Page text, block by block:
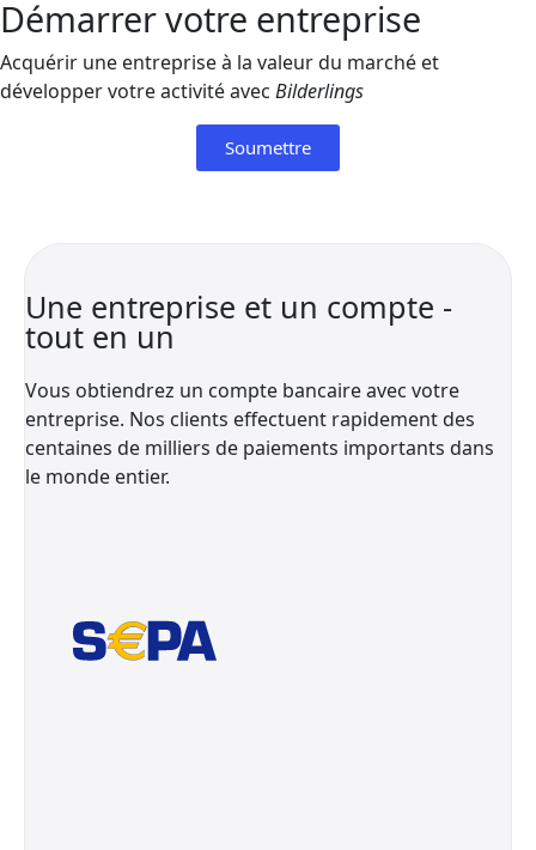
Démarrer votre entreprise
Acquérir une entreprise à la valeur du marché et
développer votre activité avec Bilderlings
Soumettre
Une entreprise et un compte -
tout en un
Vous obtiendrez un compte bancaire avec votre
entreprise. Nos clients effectuent rapidement des
centaines de milliers de paiements importants dans
le monde entier.